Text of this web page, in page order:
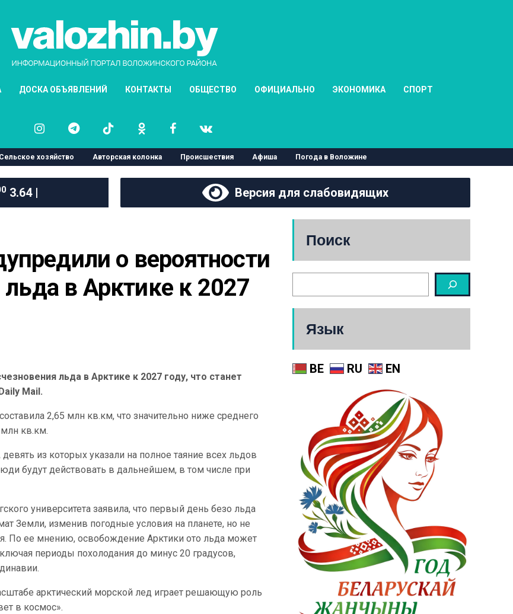
ДОСКА ОБЪЯВЛЕНИЙ КОНТАКТЫ ОБЩЕСТВО ОФИЦИАЛЬНО ЭКОНОМИКА СПОРТ
Сельское хозяйство Авторская колонка Происшествия Афиша Погода в Воложине
3.64 | Версия для слабовидящих
о вероятности
в Арктике к 2027
льда в Арктике к 2027 году, что станет
Mail.
2,65 млн кв.км, что значительно ниже среднего
млн кв.км.
из которых указали на полное таяние всех льдов
будут действовать в дальнейшем, в том числе при
университета заявила, что первый день безо льда
Земли, изменив погодные условия на планете, но не
По ее мнению, освобождение Арктики ото льда может
периоды похолодания до минус 20 градусов,
арктический морской лед играет решающую роль
в космос».
Поиск
Язык
BE RU EN